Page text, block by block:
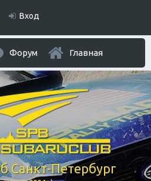
Вход
Санкт-Петербург
Форум Главная